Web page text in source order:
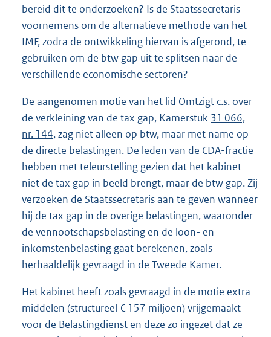
bereid dit te onderzoeken? Is de Staatssecretaris
voornemens om de alternatieve methode van het
IMF, zodra de ontwikkeling hiervan is afgerond, te
gebruiken om de btw gap uit te splitsen naar de
verschillende economische sectoren?
De aangenomen motie van het lid Omtzigt c.s. over
de verkleining van de tax gap, Kamerstuk 31 066,
nr. 144, zag niet alleen op btw, maar met name op
de directe belastingen. De leden van de CDA-fractie
hebben met teleurstelling gezien dat het kabinet
niet de tax gap in beeld brengt, maar de btw gap. Zij
verzoeken de Staatssecretaris aan te geven wanneer
hij de tax gap in de overige belastingen, waaronder
de vennootschapsbelasting en de loon- en
inkomstenbelasting gaat berekenen, zoals
herhaaldelijk gevraagd in de Tweede Kamer.
Het kabinet heeft zoals gevraagd in de motie extra
middelen (structureel € 157 miljoen) vrijgemaakt
voor de Belastingdienst en deze zo ingezet dat ze